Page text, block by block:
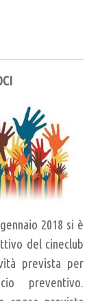
2018 si è
del cineclub
prevista per
preventivo.